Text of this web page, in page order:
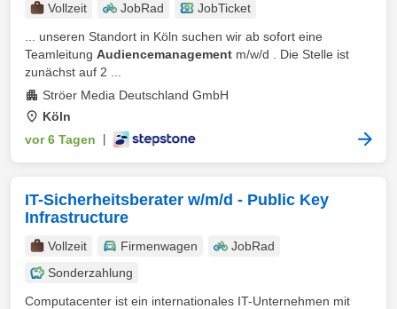
Vollzeit JobRad
JobTicket
... unseren Standort in Köln suchen wir ab sofort eine
Teamleitung Audiencemanagement m/w/d . Die Stelle ist
zunächst auf 2 ...
Ströer Media Deutschland GmbH
Köln
vor 6 Tagen
IT-Sicherheitsberater w/m/d - Public Key
Infrastructure
Vollzeit Firmenwagen
JobRad
Sonderzahlung
Computacenter ist ein internationales IT-Unternehmen mit